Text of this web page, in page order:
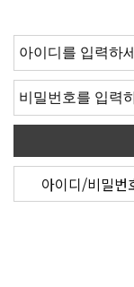
아이디/비밀번